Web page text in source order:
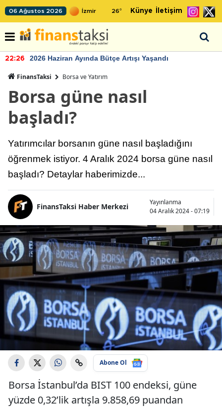
06 Ağustos 2026 26° Künye İletişim
22:26 2026 Haziran Ayında Bütçe Artışı Yaşandı
FinansTaksi Borsa ve Yatırım
Borsa güne nasıl
başladı?
Yatırımcılar borsanın güne nasıl başladığını
öğrenmek istiyor. 4 Aralık 2024 borsa güne nasıl
başladı? Detaylar haberimizde...
FinansTaksi Haber Merkezi
Yayınlanma
04 Aralık 2024 - 07:19
Abone Ol
Borsa İstanbul’da BIST 100 endeksi, güne
yüzde 0,32’lik artışla 9.858,69 puandan